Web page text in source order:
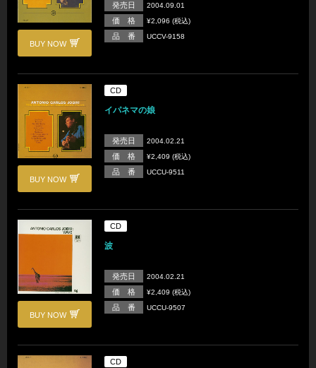
BUY NOW
発売日 2004.09.01
価 格 ¥2,096 (税込)
品 番 UCCV-9158
BUY NOW
CD
イパネマの娘
発売日 2004.02.21
価 格 ¥2,409 (税込)
品 番 UCCU-9511
BUY NOW
CD
波
発売日 2004.02.21
価 格 ¥2,409 (税込)
品 番 UCCU-9507
CD